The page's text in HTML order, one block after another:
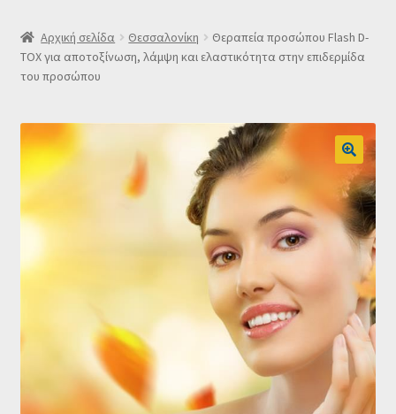
SLIDER
Subscription Settings
Δελτίο νέων
Επιβεβαίωση εγγραφής στο Newsletter του Dealistas.gr
Επικοινωνία
Καλάθι
Ο λογαριασμός μου
Ταμείο
Αρχική σελίδα Θεσσαλονίκη
Θεραπεία προσώπου Flash D-
TOX για αποτοξίνωση, λάμψη και ελαστικότητα στην επιδερμίδα
του προσώπου